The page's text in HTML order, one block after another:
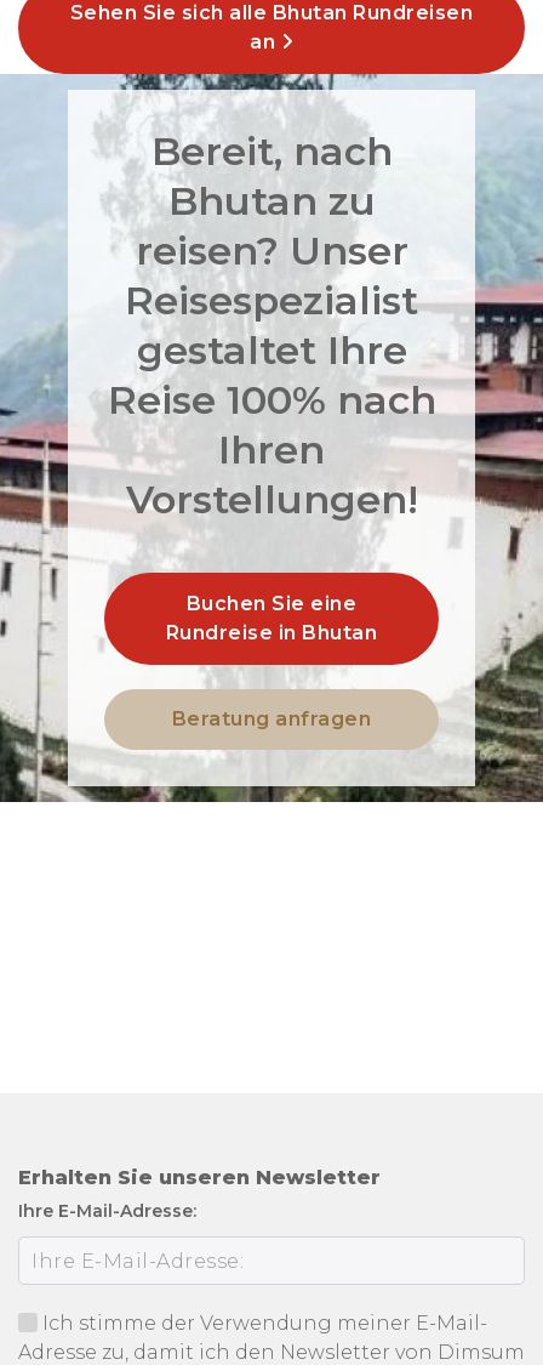
Sehen Sie sich alle Bhutan Rundreisen
an
Bereit, nach
Bhutan zu
reisen? Unser
Reisespezialist
gestaltet Ihre
Reise 100% nach
Ihren
Vorstellungen!
Buchen Sie eine
Rundreise in Bhutan
Beratung anfragen
Erhalten Sie unseren Newsletter
Ihre E-Mail-Adresse:
Ich stimme der Verwendung meiner E-Mail-
Adresse zu, damit ich den Newsletter von Dimsum